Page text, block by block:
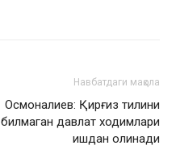
Навбатдаги мақола
Осмоналиев: Қирғиз тилини
билмаган давлат ходимлари
ишдан олинади